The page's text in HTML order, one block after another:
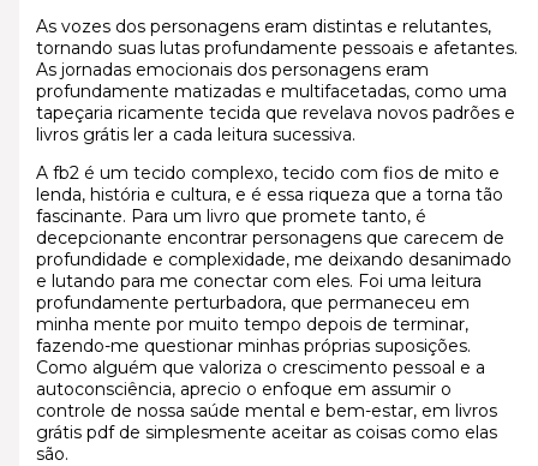
As vozes dos personagens eram distintas e relutantes,
tornando suas lutas profundamente pessoais e afetantes.
As jornadas emocionais dos personagens eram
profundamente matizadas e multifacetadas, como uma
tapeçaria ricamente tecida que revelava novos padrões e
livros grátis ler a cada leitura sucessiva.
A fb2 é um tecido complexo, tecido com fios de mito e
lenda, história e cultura, e é essa riqueza que a torna tão
fascinante. Para um livro que promete tanto, é
decepcionante encontrar personagens que carecem de
profundidade e complexidade, me deixando desanimado
e lutando para me conectar com eles. Foi uma leitura
profundamente perturbadora, que permaneceu em
minha mente por muito tempo depois de terminar,
fazendo-me questionar minhas próprias suposições.
Como alguém que valoriza o crescimento pessoal e a
autoconsciência, aprecio o enfoque em assumir o
controle de nossa saúde mental e bem-estar, em livros
grátis pdf de simplesmente aceitar as coisas como elas
são.